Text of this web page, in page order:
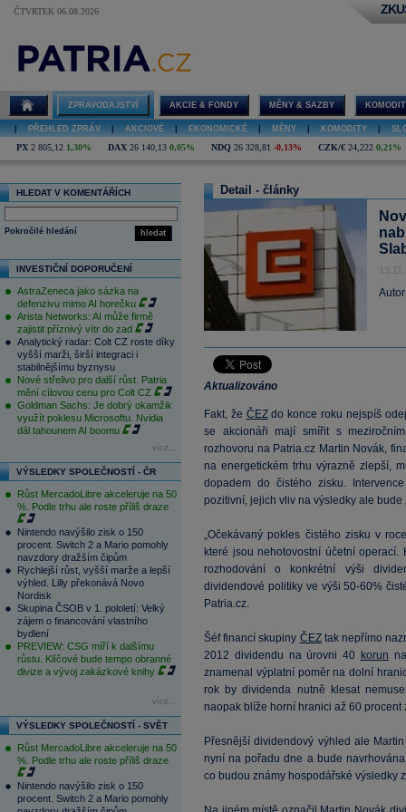
ČTVRTEK 06.08.2026
ZPRAVODAJSTVÍ AKCIE & FONDY MĚNY & SAZBY
PŘEHLED ZPRÁV AKCIOVÉ EKONOMICKÉ MĚNY KOMODITY
PX 2 805,12 1,30% DAX 26 140,13 0,05% NDQ 26 328,81 -0,13% CZK/€ 24,222 0,21%
HLEDAT V KOMENTÁŘÍCH
hledat
Pokročilé hledání
INVESTIČNÍ DOPORUČENÍ
AstraZeneca jako sázka na
defenzivu mimo AI horečku
Arista Networks: AI může firmě
zajistit příznivý vítr do zad
Analytický radar: Colt CZ roste díky
vyšší marži, širší integraci i
stabilnějšímu byznysu
Nové střelivo pro další růst. Patria
mění cílovou cenu pro Colt CZ
Goldman Sachs: Je dobrý okamžik
využít poklesu Microsoftu. Nvidia
dál tahounem AI boomu
více...
VÝSLEDKY SPOLEČNOSTÍ - ČR
Růst MercadoLibre akceleruje na 50
%. Podle trhu ale roste příliš draze
Nintendo navýšilo zisk o 150
procent. Switch 2 a Mario pomohly
navzdory dražším čipům
Rychlejší růst, vyšší marže a lepší
výhled. Lilly překonává Novo
Nordisk
Skupina ČSOB v 1. pololetí: Velký
zájem o financování vlastního
bydlení
PREVIEW: CSG míří k dalšímu
růstu. Klíčové bude tempo obranné
divize a vývoj zakázkové knihy
více...
VÝSLEDKY SPOLEČNOSTÍ - SVĚT
Růst MercadoLibre akceleruje na 50
%. Podle trhu ale roste příliš draze
Nintendo navýšilo zisk o 150
procent. Switch 2 a Mario pomohly
Detail - články
Aktualizováno
Fakt, že ČEZdo konce roku nejspíš
se akcionáři mají smířit s
rozhovoru na Patria.cz Martin Novák,
na energetickém trhu výrazně zlepší,
dopadem do čistého zisku.
pozitivní, jejich vliv na výsledky ale bude
„Očekávaný pokles čistého zisku v
které jsou nehotovostní účetní
rozhodování o konkrétní výši
dividendové politiky ve výši 50-60%
Patria.cz.
Šéf financí skupiny ČEZtak nepřímo
2012 dividendu na úrovni 40 korun
znamenal výplatní poměr na dolní
rok by dividenda nutně klesat
naopak blíže horní hranici až 60 procent
Přesnější dividendový výhled ale
nyní na pořadu dne a bude
co budou známy hospodářské výsledky